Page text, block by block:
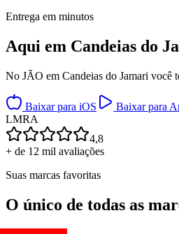
Entrega em minutos
Aqui em Candeias do
No JÃO em Candeias do Jamari você
Baixar para iOS
Baixar para
LMRA
4,8
+ de 12 mil avaliações
Suas marcas favoritas
O único de todas as